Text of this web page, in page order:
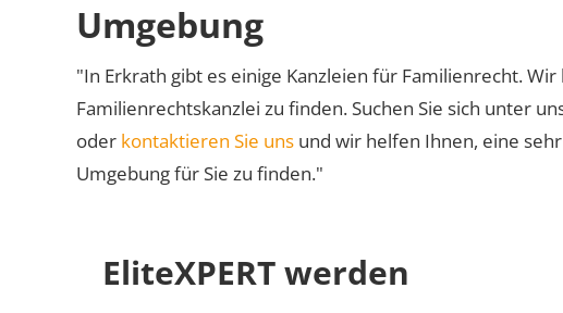
Umgebung
"In Erkrath gibt es einige Kanzleien für Familienrecht.
Familienrechtskanzlei zu finden. Suchen Sie sich unter
oder kontaktieren Sie uns und wir helfen Ihnen, eine
Umgebung für Sie zu finden."
EliteXPERT werden